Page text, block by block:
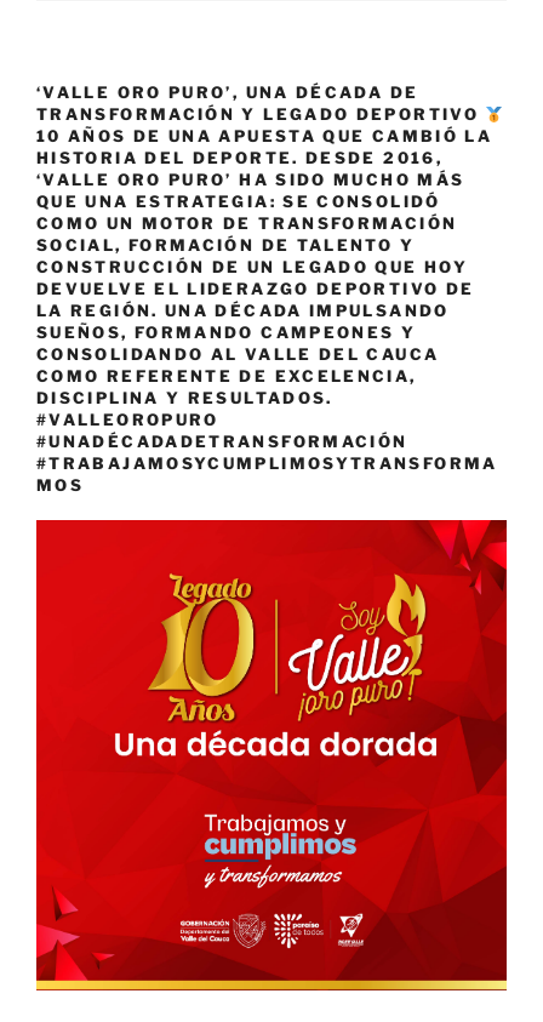
‘VALLE ORO PURO’, UNA DÉCADA DE
TRANSFORMACIÓN Y LEGADO DEPORTIVO
10 AÑOS DE UNA APUESTA QUE CAMBIÓ LA
HISTORIA DEL DEPORTE. DESDE 2016,
‘VALLE ORO PURO’ HA SIDO MUCHO MÁS
QUE UNA ESTRATEGIA: SE CONSOLIDÓ
COMO UN MOTOR DE TRANSFORMACIÓN
SOCIAL, FORMACIÓN DE TALENTO Y
CONSTRUCCIÓN DE UN LEGADO QUE HOY
DEVUELVE EL LIDERAZGO DEPORTIVO DE
LA REGIÓN. UNA DÉCADA IMPULSANDO
SUEÑOS, FORMANDO CAMPEONES Y
CONSOLIDANDO AL VALLE DEL CAUCA
COMO REFERENTE DE EXCELENCIA,
DISCIPLINA Y RESULTADOS.
#VALLEOROPURO
#UNADÉCADADETRANSFORMACIÓN
#TRABAJAMOSYCUMPLIMOSYTRANSFORMA
MOS